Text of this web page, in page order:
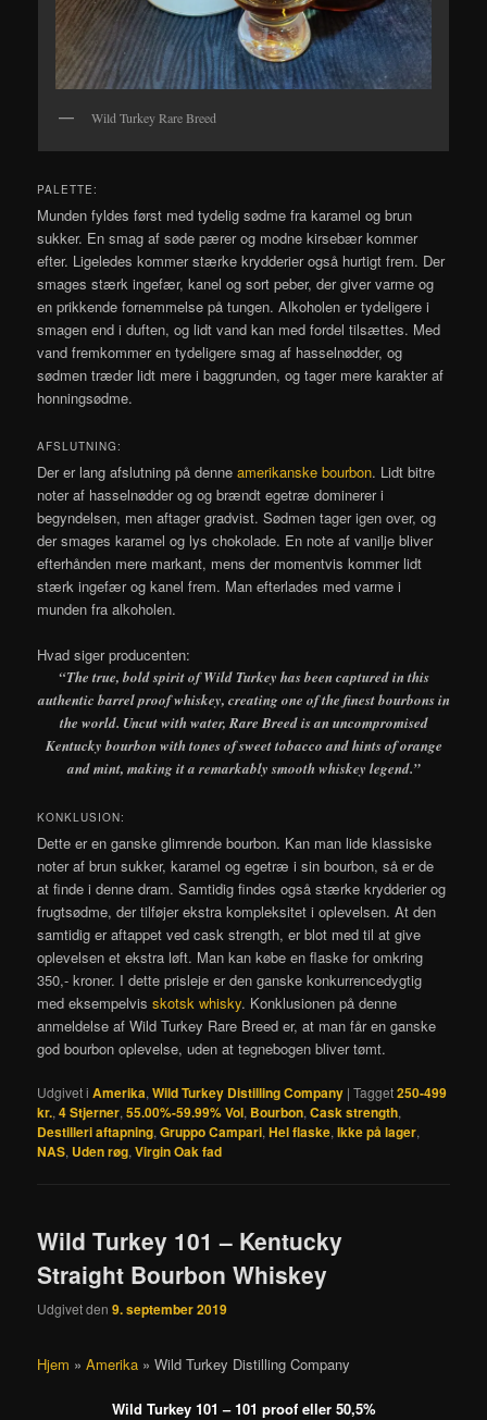
Wild Turkey Rare Breed
PALETTE:
Munden fyldes først med tydelig sødme fra karamel og brun
sukker. En smag af søde pærer og modne kirsebær kommer
efter. Ligeledes kommer stærke krydderier også hurtigt frem. Der
smages stærk ingefær, kanel og sort peber, der giver varme og
en prikkende fornemmelse på tungen. Alkoholen er tydeligere i
smagen end i duften, og lidt vand kan med fordel tilsættes. Med
vand fremkommer en tydeligere smag af hasselnødder, og
sødmen træder lidt mere i baggrunden, og tager mere karakter af
honningsødme.
AFSLUTNING:
Der er lang afslutning på denneamerikanske bourbon. Lidt bitre
noter af hasselnødder og og brændt egetræ dominerer i
begyndelsen, men aftager gradvist. Sødmen tager igen over, og
der smages karamel og lys chokolade. En note af vanilje bliver
efterhånden mere markant, mens der momentvis kommer lidt
stærk ingefær og kanel frem. Man efterlades med varme i
munden fra alkoholen.
Hvad siger producenten:
“The true, bold spirit of Wild Turkey has been captured in this
authentic barrel proof whiskey, creating one of the finest bourbons in
the world. Uncut with water, Rare Breed is an uncompromised
Kentucky bourbon with tones of sweet tobacco and hints of orange
and mint, making it a remarkably smooth whiskey legend.”
KONKLUSION:
Dette er en ganske glimrende bourbon. Kan man lide klassiske
noter af brun sukker, karamel og egetræ i sin bourbon, så er de
at finde i denne dram. Samtidig findes også stærke krydderier og
frugtsødme, der tilføjer ekstra kompleksitet i oplevelsen. At den
samtidig er aftappet ved cask strength, er blot med til at give
oplevelsen et ekstra løft. Man kan købe en flaske for omkring
350,- kroner. I dette prisleje er den ganske konkurrencedygtig
med eksempelvisskotsk whisky. Konklusionen på denne
anmeldelse af Wild Turkey Rare Breed er, at man får en ganske
god bourbon oplevelse, uden at tegnebogen bliver tømt.
Udgivet i Amerika,Wild Turkey Distilling Company |Tagget250-499
kr.,4 Stjerner,55.00%-59.99% Vol, Bourbon,Cask strength,
Destilleri aftapning,Gruppo Campari,Hel flaske,Ikke på lager,
NAS, Uden røg,Virgin Oak fad
Wild Turkey 101 – Kentucky
Straight Bourbon Whiskey
Udgivet den9. september 2019
Hjem »Amerika »Wild Turkey Distilling Company
Wild Turkey 101 – 101 proof eller 50,5%